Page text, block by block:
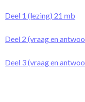
Deel 1 (lezing) 21 mb
Deel 2 (vraag en
Deel 3 (vraag en